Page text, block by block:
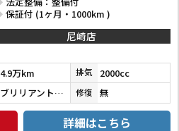
保証付 (1ヶ月・1000km )
尼崎店
4.9万km 排気 2000cc
ブリリアントホワイトパール３コートパール 修復 無
詳細はこちら